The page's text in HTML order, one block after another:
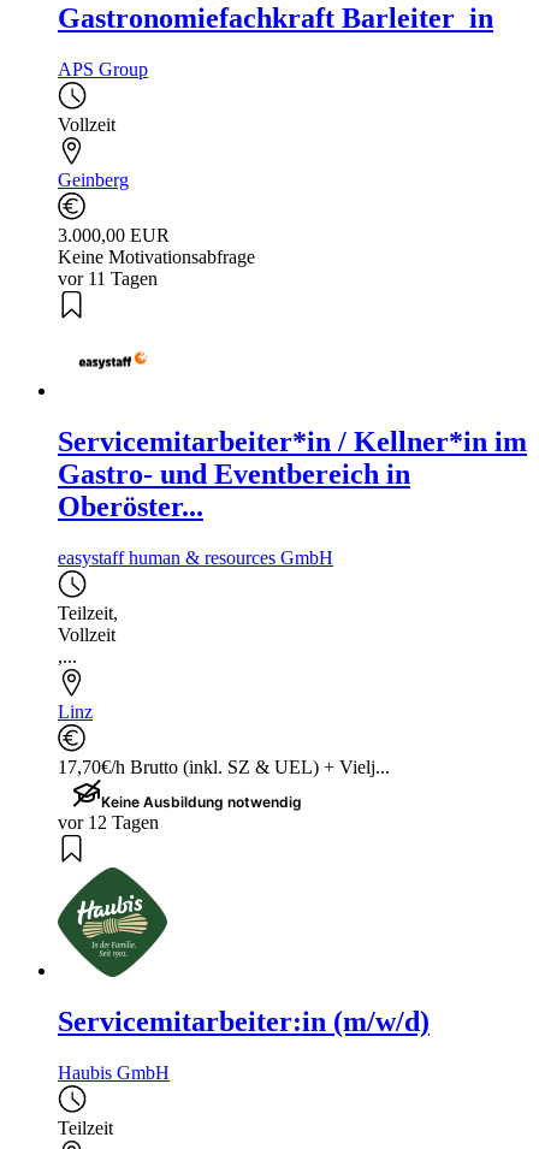
Gastronomiefachkraft Barleiter_in
APS Group
Vollzeit
Geinberg
3.000,00 EUR
Keine Motivationsabfrage
vor 11 Tagen
Servicemitarbeiter*in / Kellner*in im
Gastro- und Eventbereich in
Oberöster...
easystaff human & resources GmbH
Teilzeit,
Vollzeit
,...
Linz
17,70€/h Brutto (inkl. SZ & UEL) + Vielj...
Keine Ausbildung notwendig
vor 12 Tagen
Servicemitarbeiter:in (m/w/d)
Haubis GmbH
Teilzeit